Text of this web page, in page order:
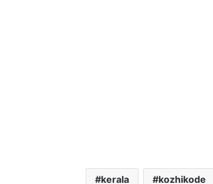
kerala kozhikode